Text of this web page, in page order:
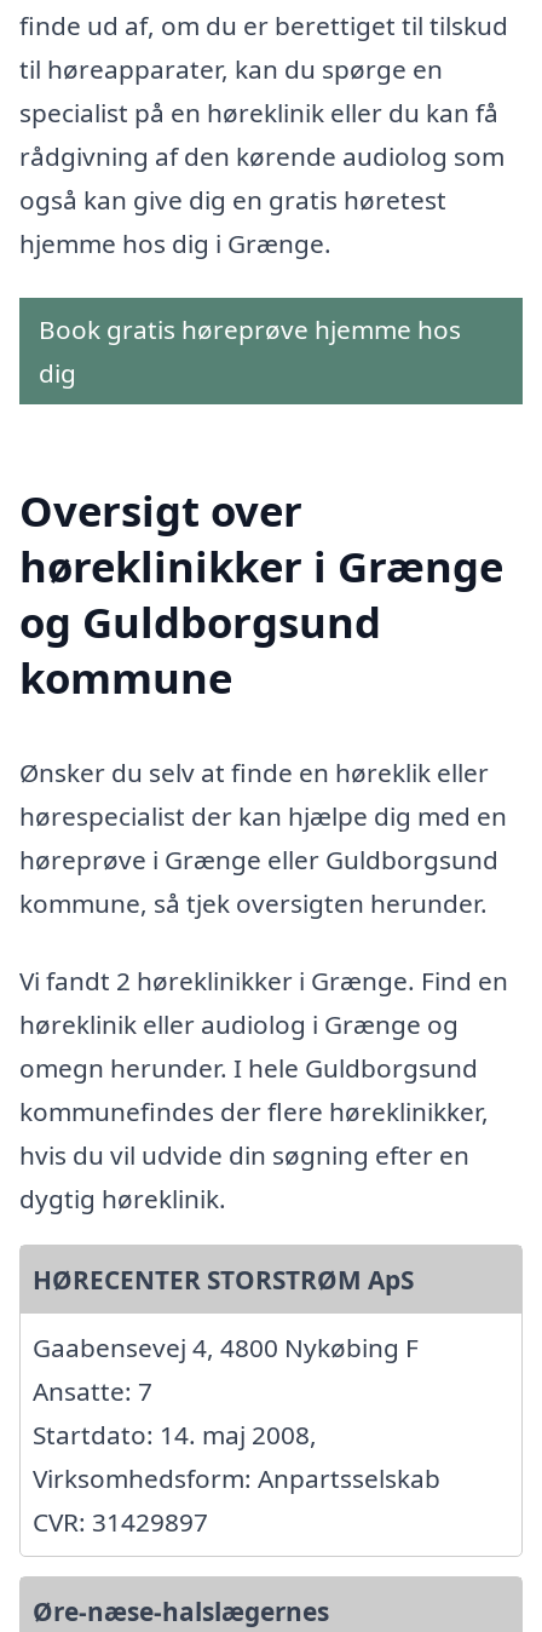
finde ud af, om du er berettiget til tilskud
til høreapparater, kan du spørge en
specialist på en høreklinik eller du kan få
rådgivning af den kørende audiolog som
også kan give dig en gratis høretest
hjemme hos dig i Grænge.
Book gratis høreprøve hjemme hos
dig
Oversigt over
høreklinikker i Grænge
og Guldborgsund
kommune
Ønsker du selv at finde en høreklik eller
hørespecialist der kan hjælpe dig med en
høreprøve i Grænge eller Guldborgsund
kommune, så tjek oversigten herunder.
Vi fandt 2 høreklinikker i Grænge. Find en
høreklinik eller audiolog i Grænge og
omegn herunder. I hele Guldborgsund
kommunefindes der flere høreklinikker,
hvis du vil udvide din søgning efter en
dygtig høreklinik.
HØRECENTER STORSTRØM ApS
Gaabensevej 4, 4800 Nykøbing F
Ansatte: 7
Startdato: 14. maj 2008,
Virksomhedsform: Anpartsselskab
CVR: 31429897
Øre-næse-halslægernes